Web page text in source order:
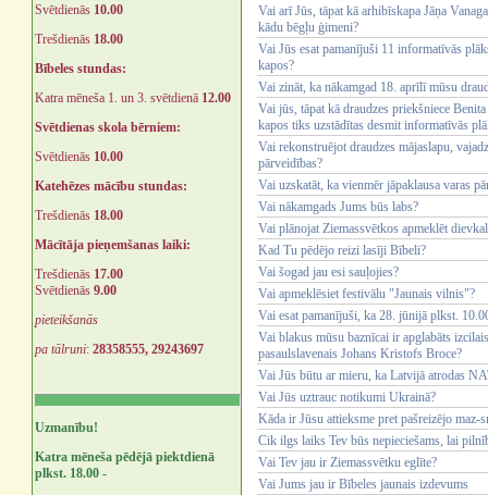
Svētdienās 10.00
Trešdienās 18.00
Bībeles stundas:
Katra mēneša 1. un 3. svētdienā 12.00
Svētdienas skola bērniem:
Svētdienās 10.00
Katehēzes mācību stundas:
Trešdienās 18.00
Mācītāja pieņemšanas laiki:
Trešdienās 17.00
Svētdienās 9.00
pieteikšanās
pa tālruni: 28358555, 29243697
Uzmanību!
Katra mēneša pēdējā piektdienā
plkst. 18.00 -
Vai arī Jūs, tāpat kā arhibīskapa Jāņa
kādu bēgļu ģimeni?
Vai Jūs esat pamanījuši 11 informatīvās
kapos?
Vai zināt, ka nākamgad 18. aprīlī mūsu
Vai jūs, tāpat kā draudzes priekšniece
kapos tiks uzstādītas desmit informatīvās
Vai rekonstruējot draudzes mājaslapu,
pārveidības?
Vai uzskatāt, ka vienmēr jāpaklausa varas
Vai nākamgads Jums būs labs?
Vai plānojat Ziemassvētkos apmeklēt
Kad Tu pēdējo reizi lasīji Bībeli?
Vai šogad jau esi sauļojies?
Vai apmeklēsiet festivālu "Jaunais vilnis"?
Vai esat pamanījuši, ka 28. jūnijā plkst.
Vai blakus mūsu baznīcai ir apglabāts
pasaulslavenais Johans Kristofs Broce?
Vai Jūs būtu ar mieru, ka Latvijā atrodas
Vai Jūs uztrauc notikumi Ukrainā?
Kāda ir Jūsu attieksme pret pašreizējo maz-
Cik ilgs laiks Tev būs nepieciešams, lai
Vai Tev jau ir Ziemassvētku eglīte?
Vai Jums jau ir Bībeles jaunais izdevums